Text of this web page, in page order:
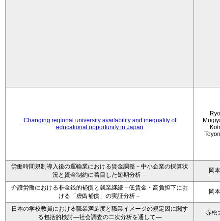
Changing regional university availability and inequality of
educational opportunity in Japan
労働時間規制導入後の運輸業における賃金調整－中小企業の採算状
況と資金制約に着目した短期分析－
岡
介護労働における非金銭的補償と就業継続－低賃金・高負担下にお
ける「虚偽補償」の実証分析－
岡
日本の学校教員における職業満足度と職業イメージの規定因に関す
る包括的検討―社会調査の二次分析を通して―
赤松